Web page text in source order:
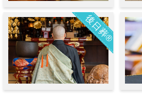
後日葬®